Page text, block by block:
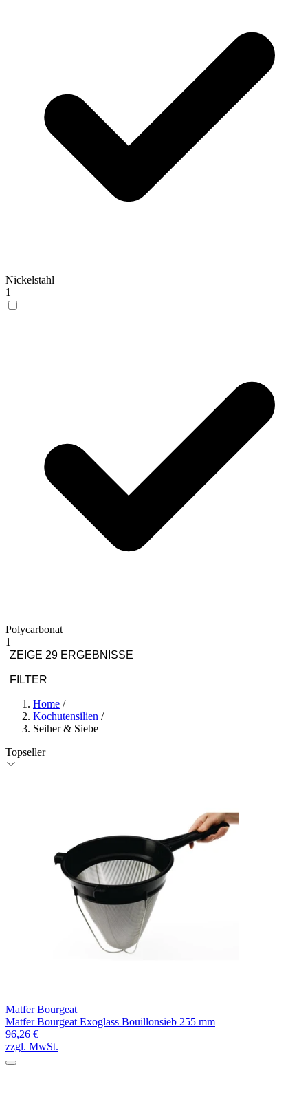
Nickelstahl
1
Polycarbonat
1
ZEIGE 29 ERGEBNISSE
FILTER
Home /
Kochutensilien /
Seiher & Siebe
Topseller
Matfer Bourgeat
Matfer Bourgeat Exoglass Bouillonsieb 255 mm
96,26 €
zzgl. MwSt.